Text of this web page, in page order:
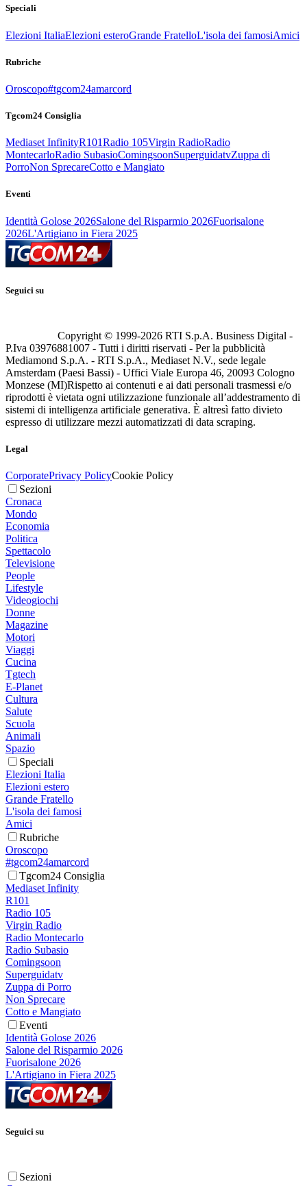
Speciali
Elezioni ItaliaElezioni esteroGrande FratelloL'isola dei famosiAmici
Rubriche
Oroscopo#tgcom24amarcord
Tgcom24 Consiglia
Mediaset InfinityR101Radio 105Virgin RadioRadio
MontecarloRadio SubasioComingsoonSuperguidatvZuppa di
PorroNon SprecareCotto e Mangiato
Eventi
Identità Golose 2026Salone del Risparmio 2026Fuorisalone
2026L'Artigiano in Fiera 2025
Seguici su
Copyright © 1999-2026 RTI S.p.A. Business Digital -
P.Iva 03976881007 - Tutti i diritti riservati - Per la pubblicità
Mediamond S.p.A. - RTI S.p.A., Mediaset N.V., sede legale
Amsterdam (Paesi Bassi) - Uffici Viale Europa 46, 20093 Cologno
Monzese (MI)Rispetto ai contenuti e ai dati personali trasmessi e/o
riprodotti è vietata ogni utilizzazione funzionale all’addestramento di
sistemi di intelligenza artificiale generativa. È altresì fatto divieto
espresso di utilizzare mezzi automatizzati di data scraping.
Legal
CorporatePrivacy PolicyCookie Policy
Sezioni
Cronaca
Mondo
Economia
Politica
Spettacolo
Televisione
People
Lifestyle
Videogiochi
Donne
Magazine
Motori
Viaggi
Cucina
Tgtech
E-Planet
Cultura
Salute
Scuola
Animali
Spazio
Speciali
Elezioni Italia
Elezioni estero
Grande Fratello
L'isola dei famosi
Amici
Rubriche
Oroscopo
#tgcom24amarcord
Tgcom24 Consiglia
Mediaset Infinity
R101
Radio 105
Virgin Radio
Radio Montecarlo
Radio Subasio
Comingsoon
Superguidatv
Zuppa di Porro
Non Sprecare
Cotto e Mangiato
Eventi
Identità Golose 2026
Salone del Risparmio 2026
Fuorisalone 2026
L'Artigiano in Fiera 2025
Seguici su
Sezioni